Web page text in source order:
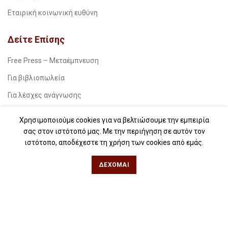
Εταιρική κοινωνική ευθύνη
Δείτε Επίσης
Free Press – Μεταέμπνευση
Για βιβλιοπωλεία
Για λέσχες ανάγνωσης
Για σχολεία
Για βιβλιοφιλικές ομάδες
Χρησιμοποιούμε cookies για να βελτιώσουμε την εμπειρία
σας στον ιστότοπό μας. Με την περιήγηση σε αυτόν τον
ιστότοπο, αποδέχεστε τη χρήση των cookies από εμάς.
ΔΈΧΟΜΑΙ